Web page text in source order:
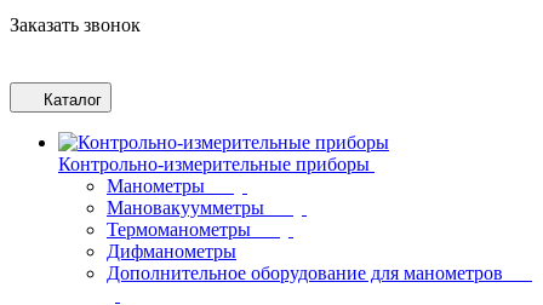
Заказать звонок
Каталог
Контрольно-измерительные приборы
Манометры
Мановакуумметры
Термоманометры
Дифманометры
Дополнительное оборудование для манометров